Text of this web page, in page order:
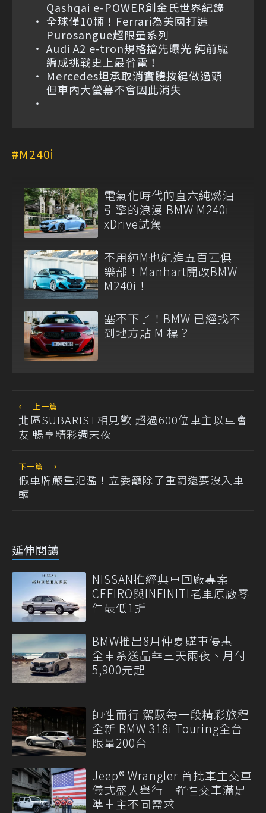
Qashqai e-POWER創金氏世界紀錄
全球僅10輛！Ferrari為美國打造
Purosangue超限量系列
Audi A2 e-tron規格搶先曝光 純前驅
編成挑戰史上最省電！
Mercedes坦承取消實體按鍵做過頭
但車內大螢幕不會因此消失
M240i
電氣化時代的直六純燃油
引擎的浪漫 BMW M240i
xDrive試駕
不用純M也能進五百匹俱
樂部！Manhart開改BMW
M240i！
塞不下了！BMW 已經找不
到地方貼 M 標？
← 上一篇
北區SUBARIST相見歡 超過600位車主以車會
友 暢享精彩週末夜
下一篇 →
假車牌嚴重氾濫！立委籲除了重罰還要沒入車
輛
延伸閱讀
NISSAN推經典車回廠專案
CEFIRO與INFINITI老車原廠零
件最低1折
BMW推出8月仲夏購車優惠
全車系送晶華三天兩夜、月付
5,900元起
帥性而行 駕馭每一段精彩旅程
全新 BMW 318i Touring全台
限量200台
Jeep® Wrangler 首批車主交車
儀式盛大舉行 彈性交車滿足
準車主不同需求